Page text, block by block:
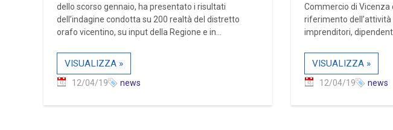
dello scorso gennaio, ha presentato i risultati
dell’indagine condotta su 200 realtà del distretto
orafo vicentino, su input della Regione e in...
VISUALIZZA »
12/04/19 news
Commercio di Vicenza
riferimento
imprenditori,
VISUALIZZA »
12/04/19 news